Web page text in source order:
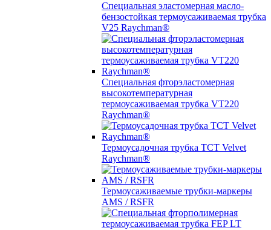
Специальная эластомерная масло-
бензостойкая термоусаживаемая трубка
V25 Raychman®
Специальная фторэластомерная
высокотемпературная
термоусаживаемая трубка VT220
Raychman®
Термоусадочная трубка TCT Velvet
Raychman®
Термоусаживаемые трубки-маркеры
AMS / RSFR